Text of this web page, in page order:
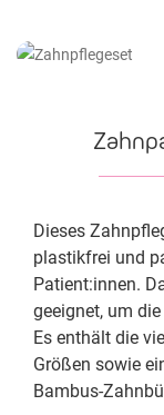
Dieses
plastikfrei und
Patient:innen.
geeignet, um
Es enthält die
Größen sowie
Bambus-